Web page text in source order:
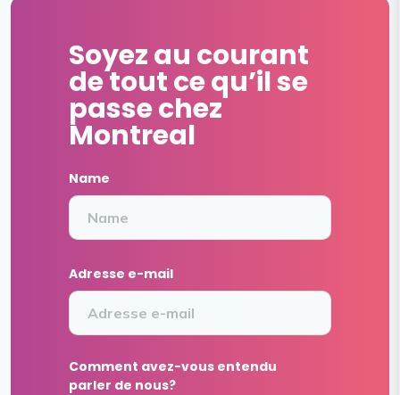
Soyez au courant
de tout ce qu’il se
passe chez
Montreal
Name
Adresse e-mail
Comment avez-vous entendu
parler de nous?